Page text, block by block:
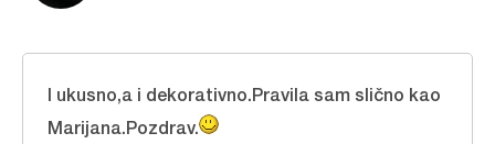
I ukusno,a i dekorativno.Pravila sam slično kao
Marijana.Pozdrav.